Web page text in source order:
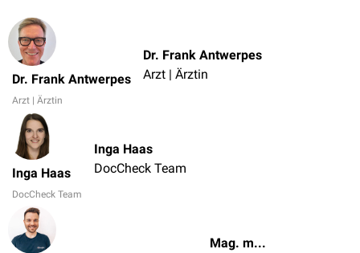
Dr. Frank Antwerpes
Arzt | Ärztin
Dr. Frank Antwerpes
Arzt | Ärztin
Inga Haas
DocCheck Team
Inga Haas
DocCheck Team
Mag. med. vet. Patrick Messner